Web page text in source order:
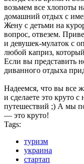
возьмем все хлопоты
домашний отдых с
Жену с детьми на
вопрос, отвезем.
и девушек-мулаток с
любой каприз,
Если вы представить
диванного отдыха
Надеемся, что вы все
и сделаете это круто
путешествий ;) А мы
— это круто!
Tags:
туризм
украина
стартап